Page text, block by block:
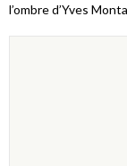
l’ombre d’Yves